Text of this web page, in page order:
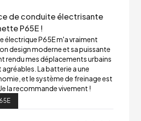
de conduite électrisante
P65E !
P65E m'a vraiment
design moderne et sa puissante
mes déplacements urbains
La batterie a une
et le système de freinage est
la recommande vivement !